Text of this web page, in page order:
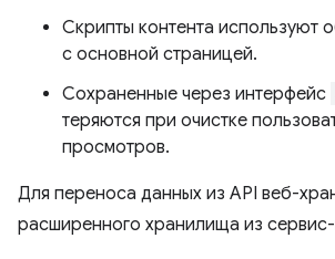
Скрипты контента используют
с основной страницей.
Сохраненные через интерфейс
теряются при очистке
просмотров.
Для переноса данных из API веб-
расширенного хранилища из